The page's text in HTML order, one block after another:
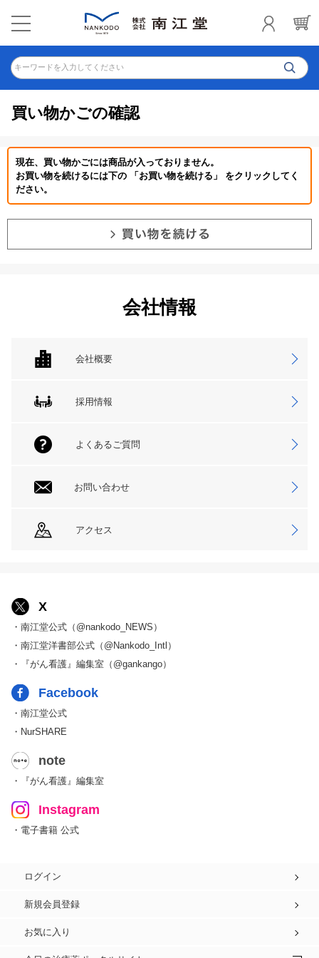
キーワードを入力してください
買い物かごの確認
現在、買い物かごには商品が入っておりません。
お買い物を続けるには下の 「お買い物を続ける」 をクリックしてく
ださい。
会社情報
会社概要
採用情報
よくあるご質問
お問い合わせ
アクセス
X
・南江堂公式（@nankodo_NEWS）
・南江堂洋書部公式（@Nankodo_Intl）
・『がん看護』編集室（@gankango）
Facebook
・南江堂公式
・NurSHARE
note
・『がん看護』編集室
Instagram
・電子書籍 公式
ログイン
新規会員登録
お気に入り